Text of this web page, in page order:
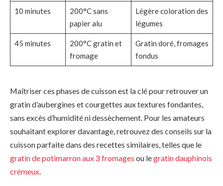
10 minutes
200°C sans
papier alu
Légère coloration des
légumes
45 minutes
200°C gratin et
fromage
Gratin doré, fromages
fondus
Maîtriser ces phases de cuisson est la clé pour retrouver un
gratin d’aubergines et courgettes aux textures fondantes,
sans excès d’humidité ni dessèchement. Pour les amateurs
souhaitant explorer davantage, retrouvez des conseils sur la
cuisson parfaite dans des recettes similaires, telles que le
gratin de potimarron aux 3 fromages ou legratin dauphinois
crémeux